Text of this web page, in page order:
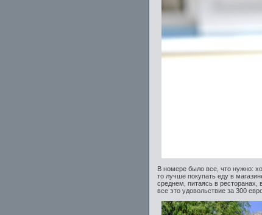
В номере было все, что нужно:
то лучше покупать еду в
среднем, питаясь в
все это удовольствие за 300